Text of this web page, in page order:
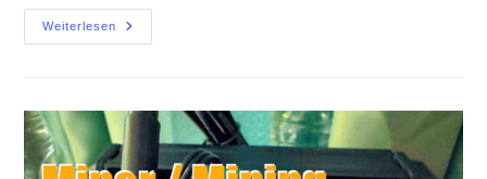
Weiterlesen
Serverlaufwerke
Unter
Windows
MacOS